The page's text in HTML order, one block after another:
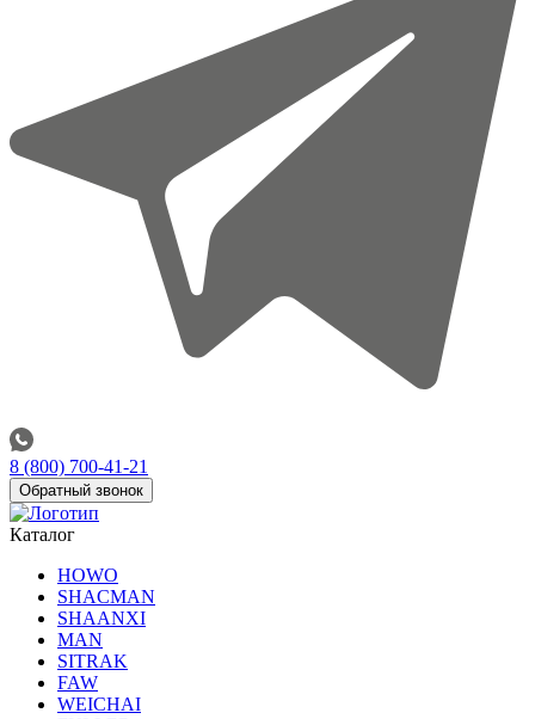
8 (800) 700-41-21
Обратный звонок
Каталог
HOWO
SHACMAN
SHAANXI
MAN
SITRAK
FAW
WEICHAI